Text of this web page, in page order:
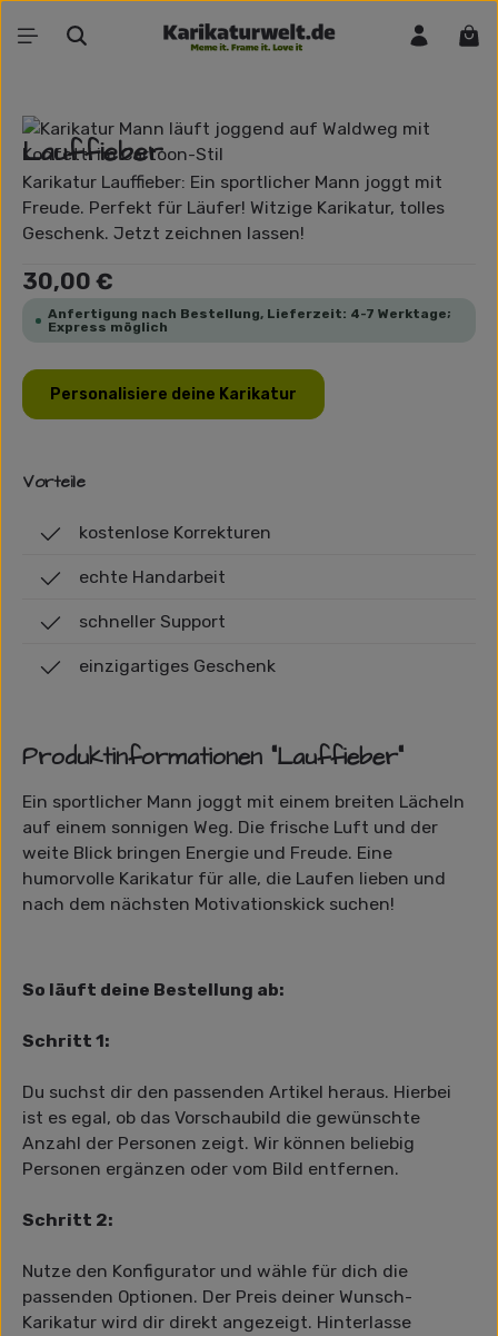
Zum Hauptinhalt springen
Bildergalerie überspringen
Lauffieber
Karikatur Lauffieber: Ein sportlicher Mann joggt mit
Freude. Perfekt für Läufer! Witzige Karikatur, tolles
Geschenk. Jetzt zeichnen lassen!
Regulärer Preis:
30,00 €
Anfertigung nach Bestellung, Lieferzeit: 4-7 Werktage;
Express möglich
Personalisiere deine Karikatur
Vorteile
kostenlose Korrekturen
echte Handarbeit
schneller Support
einzigartiges Geschenk
Produktinformationen "Lauffieber"
Ein sportlicher Mann joggt mit einem breiten Lächeln
auf einem sonnigen Weg. Die frische Luft und der
weite Blick bringen Energie und Freude. Eine
humorvolle Karikatur für alle, die Laufen lieben und
nach dem nächsten Motivationskick suchen!
So läuft deine Bestellung ab:
Schritt 1:
Du suchst dir den passenden Artikel heraus. Hierbei
ist es egal, ob das Vorschaubild die gewünschte
Anzahl der Personen zeigt. Wir können beliebig
Personen ergänzen oder vom Bild entfernen.
Schritt 2:
Nutze den Konfigurator und wähle für dich die
passenden Optionen. Der Preis deiner Wunsch-
Karikatur wird dir direkt angezeigt. Hinterlasse